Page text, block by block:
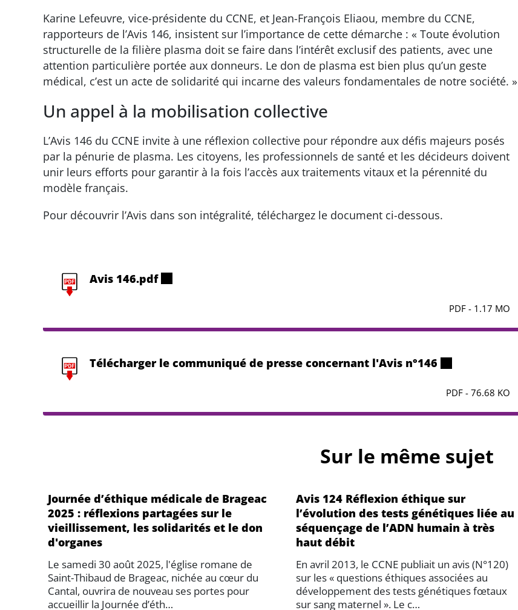
Karine Lefeuvre, vice-présidente du CCNE, et Jean-François Eliaou, membre du CCNE,
rapporteurs de l’Avis 146, insistent sur l’importance de cette démarche : « Toute évolution
structurelle de la filière plasma doit se faire dans l’intérêt exclusif des patients, avec une
attention particulière portée aux donneurs. Le don de plasma est bien plus qu’un geste
médical, c’est un acte de solidarité qui incarne des valeurs fondamentales de notre société. »
Un appel à la mobilisation collective
L’Avis 146 du CCNE invite à une réflexion collective pour répondre aux défis majeurs posés
par la pénurie de plasma. Les citoyens, les professionnels de santé et les décideurs doivent
unir leurs efforts pour garantir à la fois l’accès aux traitements vitaux et la pérennité du
modèle français.
Pour découvrir l’Avis dans son intégralité, téléchargez le document ci-dessous.
Avis 146.pdf
PDF - 1.17 MO
Télécharger le communiqué de presse concernant l'Avis n°146
PDF - 76.68 KO
Sur le même sujet
Journée d’éthique médicale de Brageac
2025 : réflexions partagées sur le
vieillissement, les solidarités et le don
d'organes
Le samedi 30 août 2025, l'église romane de
Saint-Thibaud de Brageac, nichée au cœur du
Cantal, ouvrira de nouveau ses portes pour
accueillir la Journée d’éth…
Avis 124 Réflexion éthique sur
l’évolution des tests génétiques liée au
séquençage de l’ADN humain à très
haut débit
En avril 2013, le CCNE publiait un avis (N°120)
sur les « questions éthiques associées au
développement des tests génétiques fœtaux
sur sang maternel ». Le c…